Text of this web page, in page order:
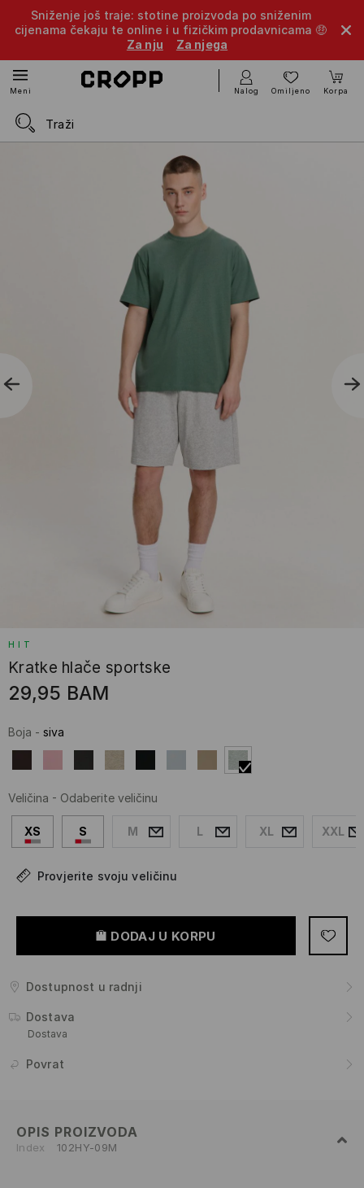
Sniženje još traje: stotine proizvoda po sniženim
cijenama čekaju te online i u fizičkim prodavnicama 🤑
Za nju
Za njega
Meni Nalog Omiljeno Korpa
HIT
Kratke hlače sportske
29,95 BAM
Boja - siva
Veličina - Odaberite veličinu
XS S M L XL XXL
Provjerite svoju veličinu
DODAJ U KORPU
Dostupnost u radnji
Dostava
Dostava
Povrat
OPIS PROIZVODA
Index 102HY-09M